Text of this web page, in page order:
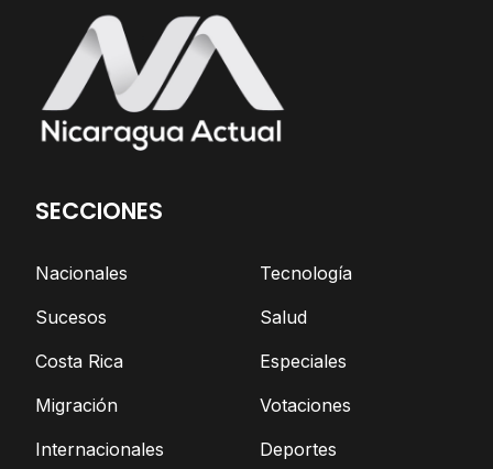
SECCIONES
Nacionales
Sucesos
Costa Rica
Migración
Internacionales
Tecnología
Salud
Especiales
Votaciones
Deportes